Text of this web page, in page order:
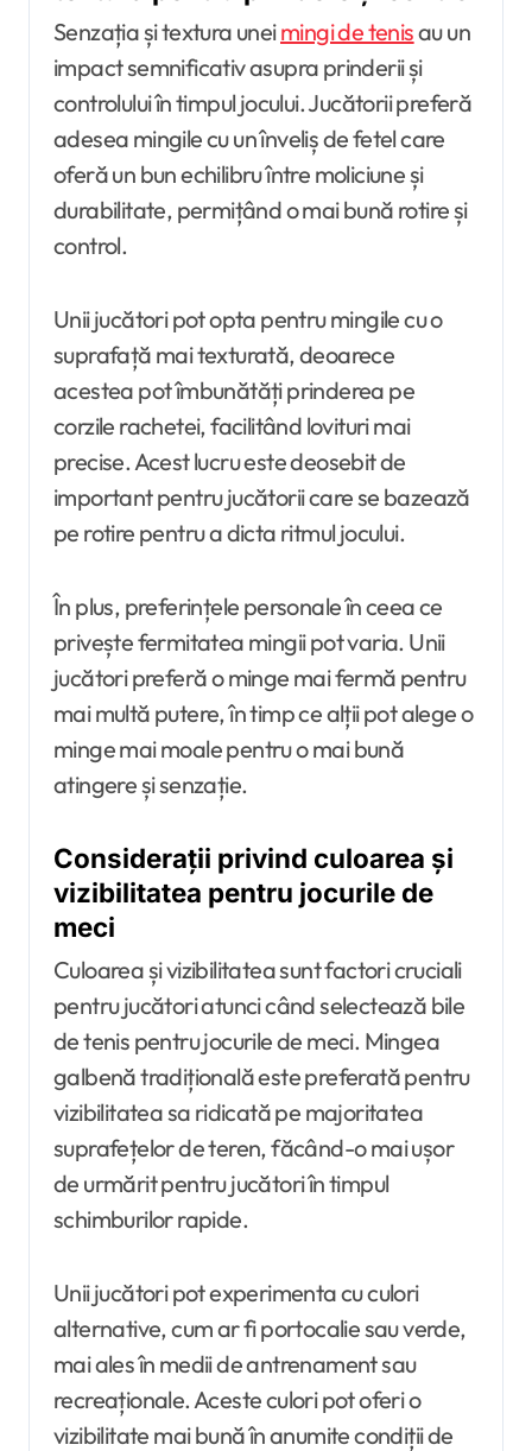
Senzația și textura uneimingi de tenisau un
impact semnificativ asupra prinderii și
controlului în timpul jocului. Jucătorii preferă
adesea mingile cu un înveliș de fetel care
oferă un bun echilibru între moliciune și
durabilitate, permițând o mai bună rotire și
control.
Unii jucători pot opta pentru mingile cu o
suprafață mai texturată, deoarece
acestea pot îmbunătăți prinderea pe
corzile rachetei, facilitând lovituri mai
precise. Acest lucru este deosebit de
important pentru jucătorii care se bazează
pe rotire pentru a dicta ritmul jocului.
În plus, preferințele personale în ceea ce
privește fermitatea mingii pot varia. Unii
jucători preferă o minge mai fermă pentru
mai multă putere, în timp ce alții pot alege o
minge mai moale pentru o mai bună
atingere și senzație.
Considerații privind culoarea și
vizibilitatea pentru jocurile de
meci
Culoarea și vizibilitatea sunt factori cruciali
pentru jucători atunci când selectează bile
de tenis pentru jocurile de meci. Mingea
galbenă tradițională este preferată pentru
vizibilitatea sa ridicată pe majoritatea
suprafețelor de teren, făcând-o mai ușor
de urmărit pentru jucători în timpul
schimburilor rapide.
Unii jucători pot experimenta cu culori
alternative, cum ar fi portocalie sau verde,
mai ales în medii de antrenament sau
recreaționale. Aceste culori pot oferi o
vizibilitate mai bună în anumite condiții de